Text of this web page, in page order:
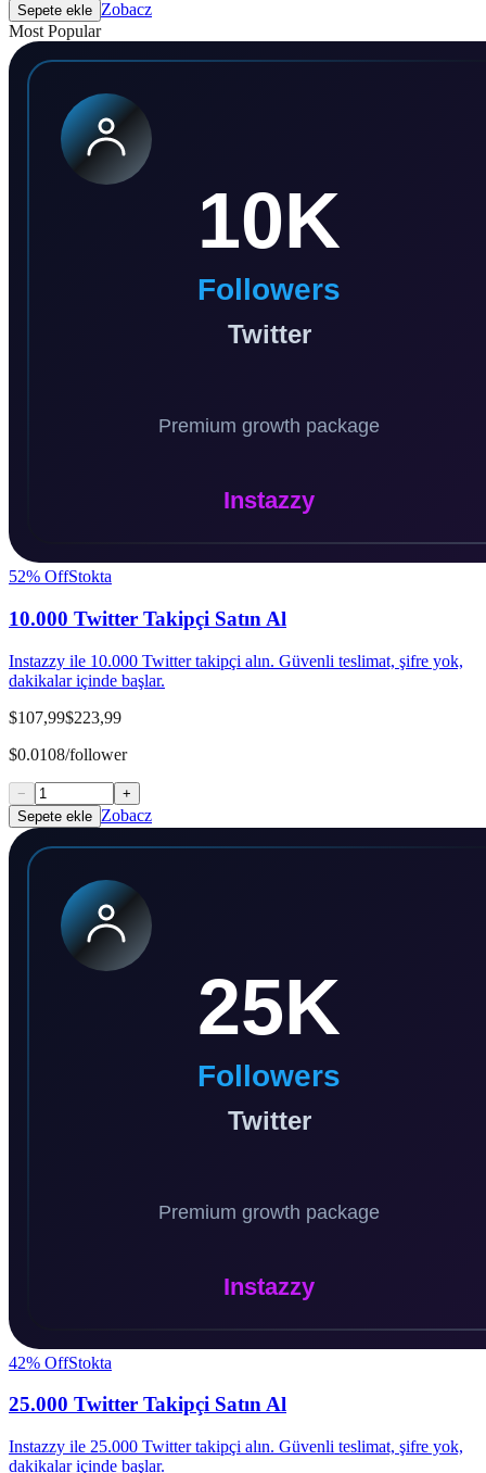
Sepete ekle Zobacz
Most Popular
52% OffStokta
10.000 Twitter Takipçi Satın Al
Instazzy ile 10.000 Twitter takipçi alın. Güvenli teslimat, şifre yok,
dakikalar içinde başlar.
$107,99$223,99
$0.0108/follower
−
+
Sepete ekle Zobacz
42% OffStokta
25.000 Twitter Takipçi Satın Al
Instazzy ile 25.000 Twitter takipçi alın. Güvenli teslimat, şifre yok,
dakikalar içinde başlar.